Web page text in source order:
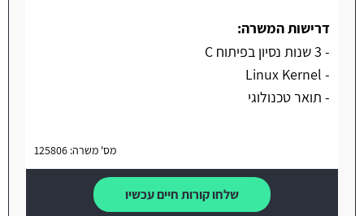
דרישות המשרה:
- 3 שנות נסיון בפיתוח C
- Linux Kernel
- תואר טכנולוגי
מס' משרה: 125806
שלחו קורות חיים עכשיו